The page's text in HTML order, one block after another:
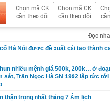
Chọn mã CK
cần theo dõi
Chọn mã CK
cần theo dõi
Đọc
Hà Nội được đề xuất cải tạo thành
nhiều mệnh giá 500k, 200k… ở
sát, Trần Ngọc Hà SN 1992 lập tức tới
thận trọng nhất tháng 7 Âm lịch